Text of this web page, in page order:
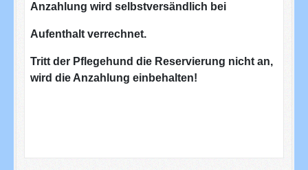
Anzahlung wird selbstversändlich bei
Aufenthalt verrechnet.
Tritt der Pflegehund die Reservierung nicht an,
wird die Anzahlung einbehalten!